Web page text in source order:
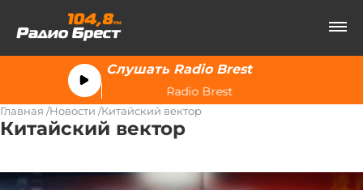
Слушать Radio Brest
Radio Brest
Главная Новости Китайский вектор
Китайский вектор